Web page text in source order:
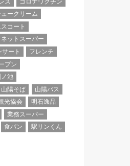
ュークリーム
コート
ネットスーパー
ート
フレンチ
プン
ノ池
山陽そば
山陽バス
光協会
明石逸品
業務スーパー
食パン
駅リンくん